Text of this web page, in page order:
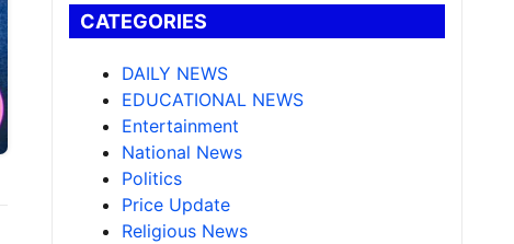
CATEGORIES
DAILY NEWS
EDUCATIONAL NEWS
Entertainment
National News
Politics
Price Update
Religious News